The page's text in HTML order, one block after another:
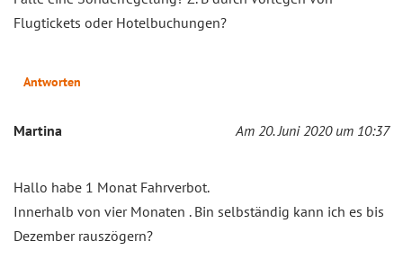
Flugtickets oder Hotelbuchungen?
Antworten
Martina Am 20. Juni 2020 um 10:37
Hallo habe 1 Monat Fahrverbot.
Innerhalb von vier Monaten . Bin selbständig kann ich es bis
Dezember rauszögern?